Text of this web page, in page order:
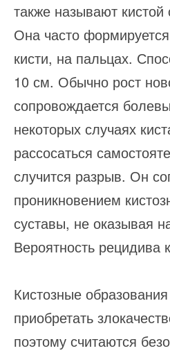
также называют кистой
Она часто
кисти, на пальцах.
10 см. Обычно рост
сопровождается
некоторых случаях
рассосаться
случится разрыв. Он
проникновением
суставы, не оказывая
Вероятность рецидива
Кистозные
приобретать
поэтому считаются